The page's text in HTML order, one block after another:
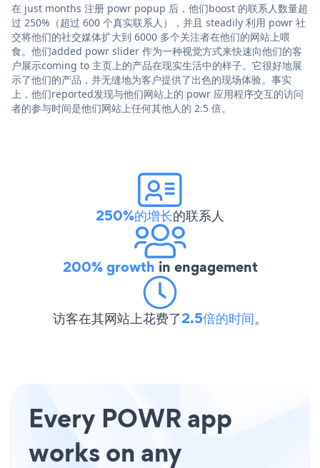
在 just months 注册 powr popup 后，他们boost 的联系人数量超
过 250%（超过 600 个真实联系人），并且 steadily 利用 powr 社
交将他们的社交媒体扩大到 6000 多个关注者在他们的网站上喂
食。他们added powr slider 作为一种视觉方式来快速向他们的客
户展示coming to 主页上的产品在现实生活中的样子。它很好地展
示了他们的产品，并无缝地为客户提供了出色的现场体验。事实
上，他们reported发现与他们网站上的 powr 应用程序交互的访问
者的参与时间是他们网站上任何其他人的 2.5 倍。
250%的增长的联系人
200% growth in engagement
访客在其网站上花费了2.5倍的时间。
Every POWR app
works on any